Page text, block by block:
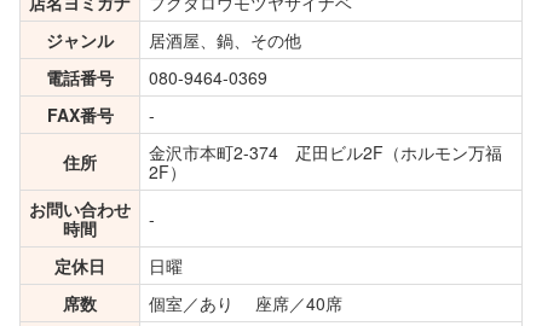
ジャンル
居酒屋、鍋、その他
電話番号
080-9464-0369
FAX番号
-
住所
金沢市本町2-374 疋田ビル2F（ホルモン万福
2F）
お問い合わせ
時間
-
定休日
日曜
席数
個室／あり 座席／40席